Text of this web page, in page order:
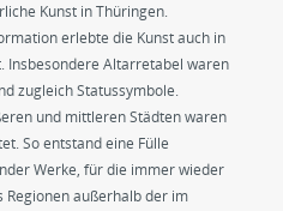
Kunst in Thüringen.
erlebte die Kunst auch in
Insbesondere Altarretabel waren
zugleich Statussymbole.
und mittleren Städten waren
So entstand eine Fülle
Werke, für die immer wieder
außerhalb der im